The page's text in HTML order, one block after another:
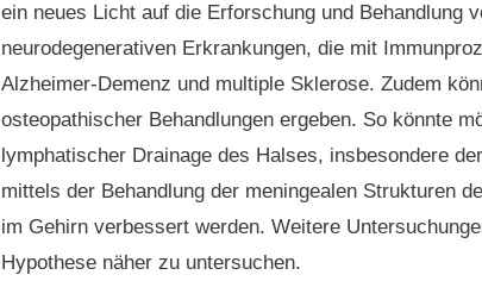
ein neues Licht auf die Erforschung und Behandlung
neurodegenerativen Erkrankungen, die mit
Alzheimer-Demenz und multiple Sklerose. Zudem
osteopathischer Behandlungen ergeben. So könnte
lymphatischer Drainage des Halses, insbesondere
mittels der Behandlung der meningealen Strukturen
im Gehirn verbessert werden. Weitere
Hypothese näher zu untersuchen.